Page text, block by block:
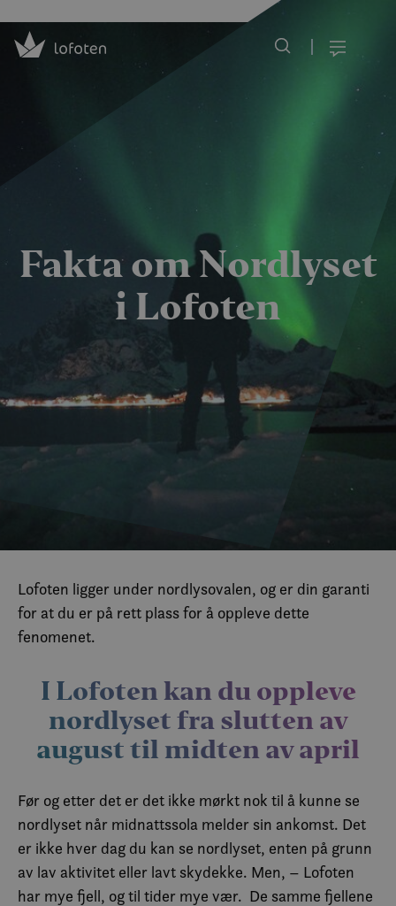
Visit Lofoten
Fakta om Nordlyset
i Lofoten
Lofoten ligger under nordlysovalen, og er din garanti
for at du er på rett plass for å oppleve dette
fenomenet.
I Lofoten kan du oppleve
nordlyset fra slutten av
august til midten av april
Før og etter det er det ikke mørkt nok til å kunne se
nordlyset når midnattssola melder sin ankomst. Det
er ikke hver dag du kan se nordlyset, enten på grunn
av lav aktivitet eller lavt skydekke. Men, – Lofoten
har mye fjell, og til tider mye vær. De samme fjellene